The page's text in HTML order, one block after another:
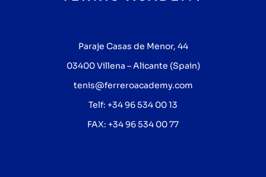
Paraje Casas de Menor, 44
03400 Villena – Alicante (Spain)
tenis@ferreroacademy.com
Telf: +34 96 534 00 13
FAX: +34 96 534 00 77